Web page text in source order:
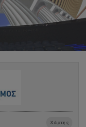
Χάρτης